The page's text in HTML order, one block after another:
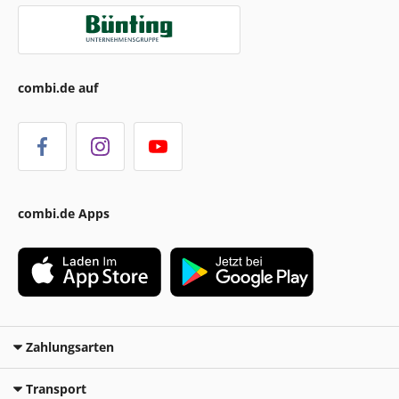
combi.de auf
combi.de Apps
Zahlungsarten
Transport